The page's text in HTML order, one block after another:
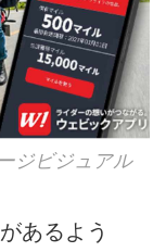
ジビジュアル
あるよう